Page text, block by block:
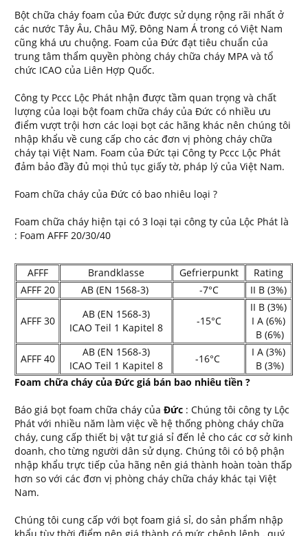
Bột chữa cháy foam của Đức được sử dụng rộng rãi nhất ở
các nước Tây Âu, Châu Mỹ, Đông Nam Á trong có Việt Nam
cũng khá ưu chuộng. Foam của Đức đạt tiêu chuẩn của
trung tâm thẩm quyền phòng cháy chữa cháy MPA và tổ
chức ICAO của Liên Hợp Quốc.
Công ty Pccc Lộc Phát nhận được tầm quan trọng và chất
lượng của loại bột foam chữa cháy của Đức có nhiều ưu
điểm vượt trội hơn các loại bọt các hãng khác nên chúng tôi
nhập khẩu về cung cấp cho các đơn vị phòng cháy chữa
cháy tại Việt Nam. Foam của Đức tại Công ty Pccc Lộc Phát
đảm bảo đầy đủ mọi thủ tục giấy tờ, pháp lý của Việt Nam.
Foam chữa cháy của Đức có bao nhiêu loại ?
Foam chữa cháy hiện tại có 3 loại tại công ty của Lộc Phát là
: Foam AFFF 20/30/40
AFFF Brandklasse Gefrierpunkt
Rating
AFFF 20
AB (EN 1568-3) -7°C II B (3%)
AFFF 30
AB (EN 1568-3)
ICAO Teil 1 Kapitel 8
-15°C
II B (3%)
I A (6%)
B (6%)
AFFF 40
AB (EN 1568-3)
ICAO Teil 1 Kapitel 8
-16°C
I A (3%)
B (3%)
Foam chữa cháy của Đức giá bán bao nhiêu tiền ?
Báo giá bọt foam chữa cháy củaĐức : Chúng tôi công ty Lộc
Phát với nhiều năm làm việc về hệ thống phòng cháy chữa
cháy, cung cấp thiết bị vật tư giá sỉ đến lẻ cho các cơ sở kinh
doanh, cho từng người dân sử dụng. Chúng tôi có bộ phận
nhập khẩu trực tiếp của hãng nên giá thành hoàn toàn thấp
hơn so với các đơn vị phòng cháy chữa cháy khác tại Việt
Nam.
Chúng tôi cung cấp với bọt foam giá sỉ, do sản phẩm nhập